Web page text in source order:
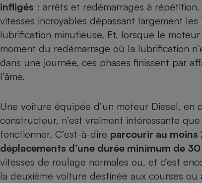
infligés : arrêts et redémarrages à
vitesses incroyables dépassant largement
lubrification minutieuse. Et, lorsque le moteur
moment du redémarrage où la lubrification
dans une journée, ces phases finissent par
l’âme.
Une voiture équipée d’un moteur Diesel, en
constructeur, n’est vraiment intéressante
fonctionner. C’est-à-dire parcourir au
déplacements d’une durée minimum de 30
vitesses de roulage normales ou, et c’est
la deuxième voiture destinée aux courses ou